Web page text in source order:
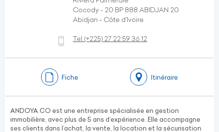
Cocody - 20 BP 888 ABIDJAN 20
Abidjan - Côte d’Ivoire
Tel:(+225) 27 22 59 36 12
Fiche Itinéraire
ANDOYA.CO est une entreprise spécialisée en gestion
immobilière, avec plus de 5 ans d’expérience. Elle accompagne
ses clients dans l’achat, la vente, la location et la sécurisation